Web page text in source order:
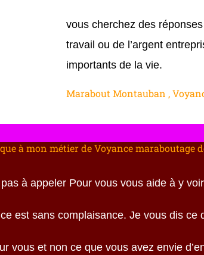
vous cherchez des
travail ou de l’argent
importants de la vie.
Marabout Montauban ,
à mon métier de Voyance maraboutage
pas à appeler Pour vous vous aide à y
est sans complaisance. Je vous dis ce
vous et non ce que vous avez envie